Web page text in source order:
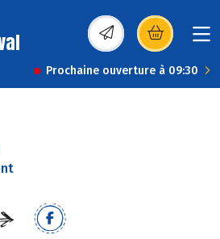
(s’ouvre dans une
Prochaine ouverture à 09:30